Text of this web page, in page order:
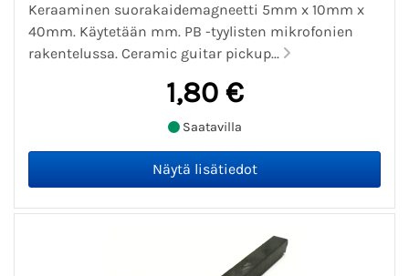
Keraaminen suorakaidemagneetti 5mm x 10mm x
40mm. Käytetään mm. PB -tyylisten mikrofonien
rakentelussa. Ceramic guitar pickup...
1,80 €
Saatavilla